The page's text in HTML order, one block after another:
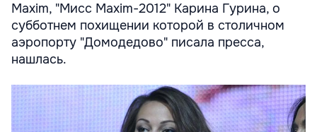
Maxim, "Мисс Maxim-2012" Карина Гурина, о
субботнем похищении которой в столичном
аэропорту "Домодедово" писала пресса,
нашлась.